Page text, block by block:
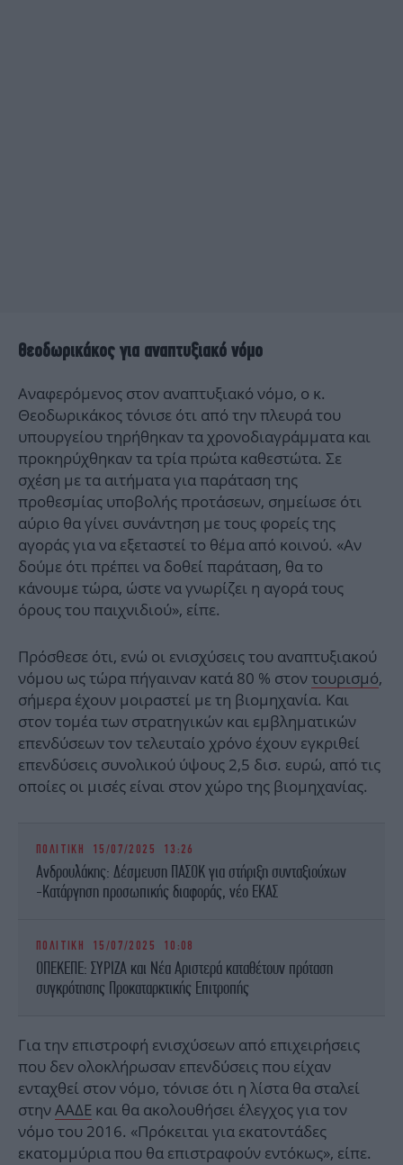
Θεοδωρικάκος για αναπτυξιακό νόμο
Αναφερόμενος στον αναπτυξιακό νόμο, ο κ.
Θεοδωρικάκος τόνισε ότι από την πλευρά του
υπουργείου τηρήθηκαν τα χρονοδιαγράμματα και
προκηρύχθηκαν τα τρία πρώτα καθεστώτα. Σε
σχέση με τα αιτήματα για παράταση της
προθεσμίας υποβολής προτάσεων, σημείωσε ότι
αύριο θα γίνει συνάντηση με τους φορείς της
αγοράς για να εξεταστεί το θέμα από κοινού. «Αν
δούμε ότι πρέπει να δοθεί παράταση, θα το
κάνουμε τώρα, ώστε να γνωρίζει η αγορά τους
όρους του παιχνιδιού», είπε.
Πρόσθεσε ότι, ενώ οι ενισχύσεις του αναπτυξιακού
νόμου ως τώρα πήγαιναν κατά 80 % στοντουρισμό,
σήμερα έχουν μοιραστεί με τη βιομηχανία. Και
στον τομέα των στρατηγικών και εμβληματικών
επενδύσεων τον τελευταίο χρόνο έχουν εγκριθεί
επενδύσεις συνολικού ύψους 2,5 δισ. ευρώ, από τις
οποίες οι μισές είναι στον χώρο της βιομηχανίας.
ΠΟΛΙΤΙΚΗ 15/07/2025 13:26
Ανδρουλάκης: Δέσμευση ΠΑΣΟΚ για στήριξη συνταξιούχων
-Κατάργηση προσωπικής διαφοράς, νέο ΕΚΑΣ
ΠΟΛΙΤΙΚΗ 15/07/2025 10:08
ΟΠΕΚΕΠΕ: ΣΥΡΙΖΑ και Νέα Αριστερά καταθέτουν πρόταση
συγκρότησης Προκαταρκτικής Επιτροπής
Για την επιστροφή ενισχύσεων από επιχειρήσεις
που δεν ολοκλήρωσαν επενδύσεις που είχαν
ενταχθεί στον νόμο, τόνισε ότι η λίστα θα σταλεί
στηνΑΑΔΕ και θα ακολουθήσει έλεγχος για τον
νόμο του 2016. «Πρόκειται για εκατοντάδες
εκατομμύρια που θα επιστραφούν εντόκως», είπε.